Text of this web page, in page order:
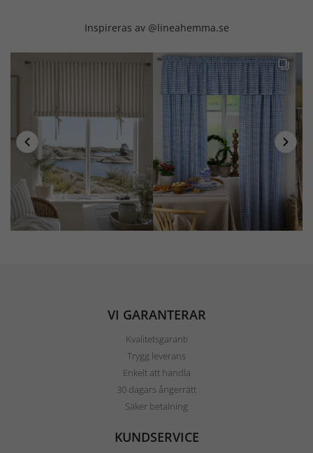
Inspireras av @lineahemma.se
VI GARANTERAR
Kvalitetsgaranti
Trygg leverans
Enkelt att handla
30 dagars ångerrätt
Säker betalning
KUNDSERVICE